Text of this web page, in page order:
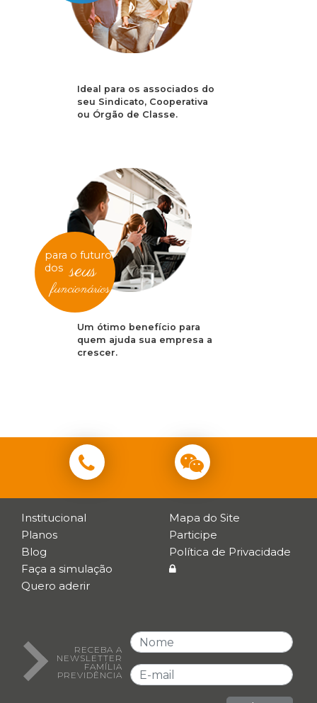
Ideal para os associados do
seu Sindicato, Cooperativa
ou Órgão de Classe.
para o futuro
dos seus
funcionários
Um ótimo benefício para
quem ajuda sua empresa a
crescer.
Institucional
Planos
Blog
Faça a simulação
Quero aderir
Mapa do Site
Participe
Política de Privacidade
RECEBA A
NEWSLETTER
FAMÍLIA
PREVIDÊNCIA